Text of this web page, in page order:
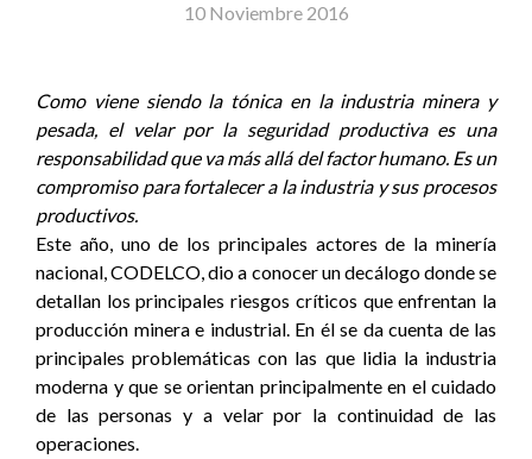
10 Noviembre 2016
Como viene siendo la tónica en la industria minera y
pesada, el velar por la seguridad productiva es una
responsabilidad que va más allá del factor humano. Es un
compromiso para fortalecer a la industria y sus procesos
productivos.
Este año, uno de los principales actores de la minería
nacional, CODELCO, dio a conocer un decálogo donde se
detallan los principales riesgos críticos que enfrentan la
producción minera e industrial. En él se da cuenta de las
principales problemáticas con las que lidia la industria
moderna y que se orientan principalmente en el cuidado
de las personas y a velar por la continuidad de las
operaciones.